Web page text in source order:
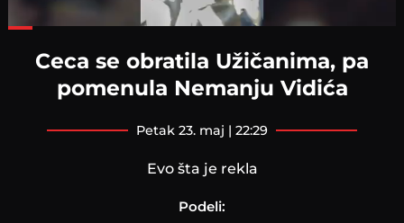
Ceca se obratila Užičanima, pa
pomenula Nemanju Vidića
petak 23. maj | 22:29
Evo šta je rekla
Podeli: